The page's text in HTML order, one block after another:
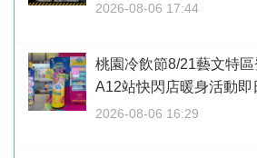
2026-08-06 17:44
桃園冷飲節8/21藝文特
A12站快閃店暖身活動即
2026-08-06 16:29